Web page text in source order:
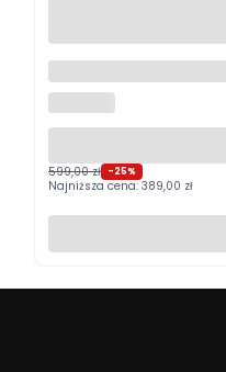
Logitech MX Master 4
Grafitowy PROMOCJA
599,00 zł -25%
Najniższa cena: 389,00 zł